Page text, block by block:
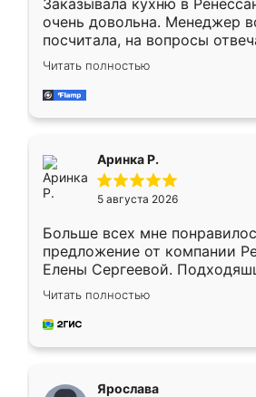
Заказывала кухню в
очень довольна. Менеджер
посчитала, на вопросы
Замерщик приехал в
делу со всей
за день, ребята работали
Читать полностью
Аринка Р.
5 августа 2026
Больше всех мне
предложение от компании
Елены Сергеевой.
короткие сроки
для замера сотрудник
предложил по моему эскизу
Читать полностью
Ярослава